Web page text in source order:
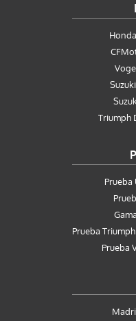
Triumph
Prueba
Prueba